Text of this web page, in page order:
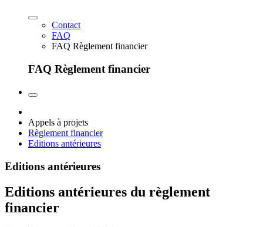
Contact
FAQ
FAQ Règlement financier
FAQ Règlement financier
Appels à projets
Règlement financier
Editions antérieures
Editions antérieures
Editions antérieures du règlement
financier